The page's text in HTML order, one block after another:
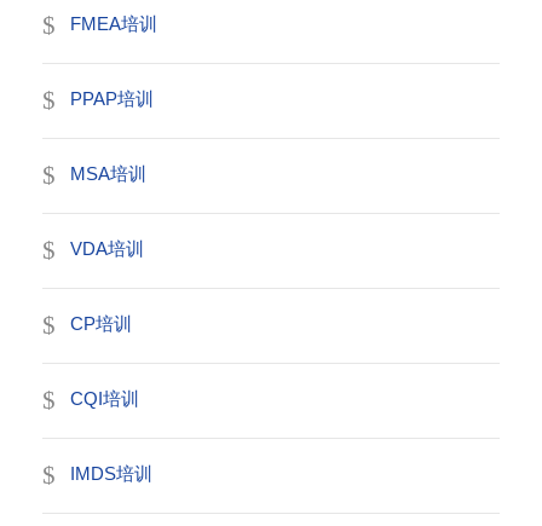
FMEA培训
PPAP培训
MSA培训
VDA培训
CP培训
CQI培训
IMDS培训